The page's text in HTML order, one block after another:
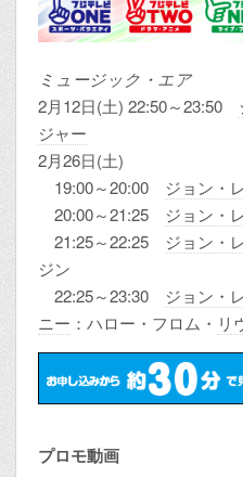
ミュージック・エア
2月12日(土) 22:50～23:50
ジャー
2月26日(土)
19:00～20:00 ジョン・
20:00～21:25 ジョン・
21:25～22:25 ジョン・
ジン
22:25～23:30 ジョン・
ニー ：ハロー・フロム・ リ
プロモ動画